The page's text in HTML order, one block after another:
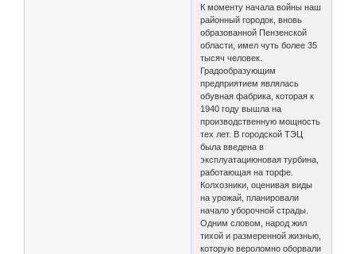
К моменту начала войны наш
районный городок, вновь
образованной Пензенской
области, имел чуть более 35
тысяч человек.
Градообразующим
предприятием являлась
обувная фабрика, которая к
1940 году вышла на
производственную мощность
тех лет. В городской ТЭЦ
была введена в
эксплуатациюновая турбина,
работающая на торфе.
Колхозники, оценивая виды
на урожай, планировали
начало уборочной страды.
Одним словом, народ жил
тихой и размеренной жизнью,
которую вероломно оборвали